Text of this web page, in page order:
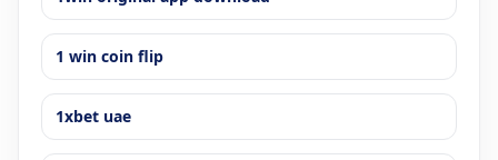
1 win coin flip
1xbet uae